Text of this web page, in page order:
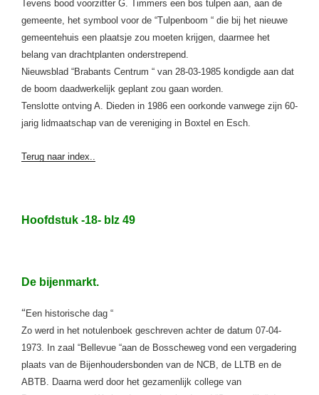
Tevens bood voorzitter G. Timmers een bos tulpen aan, aan de
gemeente, het symbool voor de “Tulpenboom “ die bij het nieuwe
gemeentehuis een plaatsje zou moeten krijgen, daarmee het
belang van drachtplanten onderstrepend.
Nieuwsblad “Brabants Centrum “ van 28-03-1985 kondigde aan dat
de boom daadwerkelijk geplant zou gaan worden.
Tenslotte ontving A. Dieden in 1986 een oorkonde vanwege zijn 60-
jarig lidmaatschap van de vereniging in Boxtel en Esch.
Terug naar index..
Hoofdstuk -18- blz 49
De bijenmarkt.
“ Een historische dag “
Zo werd in het notulenboek geschreven achter de datum 07-04-
1973. In zaal “Bellevue “aan de Bosscheweg vond een vergadering
plaats van de Bijenhoudersbonden van de NCB, de LLTB en de
ABTB. Daarna werd door het gezamenlijk college van